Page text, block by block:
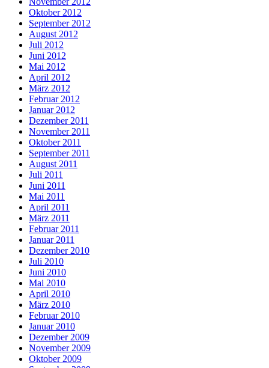
Oktober 2012
September 2012
August 2012
Juli 2012
Juni 2012
Mai 2012
April 2012
März 2012
Februar 2012
Januar 2012
Dezember 2011
November 2011
Oktober 2011
September 2011
August 2011
Juli 2011
Juni 2011
Mai 2011
April 2011
März 2011
Februar 2011
Januar 2011
Dezember 2010
Juli 2010
Juni 2010
Mai 2010
April 2010
März 2010
Februar 2010
Januar 2010
Dezember 2009
November 2009
Oktober 2009